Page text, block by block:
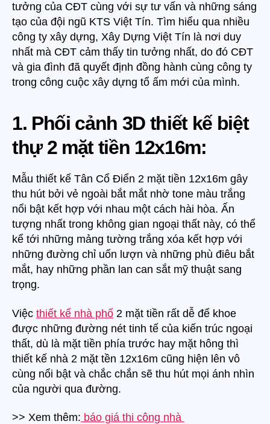
ệ
t
T
h
ự
T
â
C
ổ
Đ
i
n
2
m
ặ
i
ề
tưởng của CĐT cùng với sự tư vấn và những sáng
tạo của đội ngũ KTS Việt Tín. Tìm hiểu qua nhiều
công ty xây dựng, Xây Dựng Việt Tín là nơi duy
nhất mà CĐT cảm thấy tin tưởng nhất, do đó CĐT
và gia đình đã quyết định đồng hành cùng công ty
trong công cuộc xây dựng tổ ấm mới của mình.
1. Phối cảnh 3D thiết kế biệt
thự 2 mặt tiền 12x16m:
Mẫu thiết kế Tân Cổ Điển 2 mặt tiền 12x16m gây
thu hút bởi vẻ ngoài bắt mắt nhờ tone màu trắng
nổi bật kết hợp với nhau một cách hài hòa. Ấn
tượng nhất trong không gian ngoại thất này, có thể
kể tới những mảng tường trắng xóa kết hợp với
những đường chỉ uốn lượn và những phù điêu bắt
mắt, hay những phần lan can sắt mỹ thuật sang
trọng.
Việc thiết kế nhà phố 2 mặt tiền rất dễ để khoe
được những đường nét tinh tế của kiến trúc ngoại
thất, dù là mặt tiền phía trước hay mặt hông thì
thiết kế nhà 2 mặt tền 12x16m cũng hiện lên vô
cùng nổi bật và chắc chắn sẽ thu hút mọi ánh nhìn
của người qua đường.
>> Xem thêm: báo giá thi công nhà